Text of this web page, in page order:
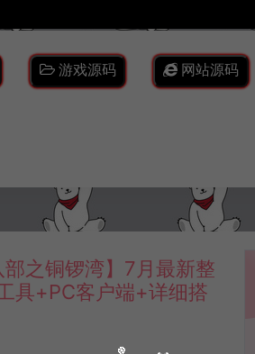
游戏源码 网站源码
之铜锣湾】7月最新整
具+PC客户端+详细搭